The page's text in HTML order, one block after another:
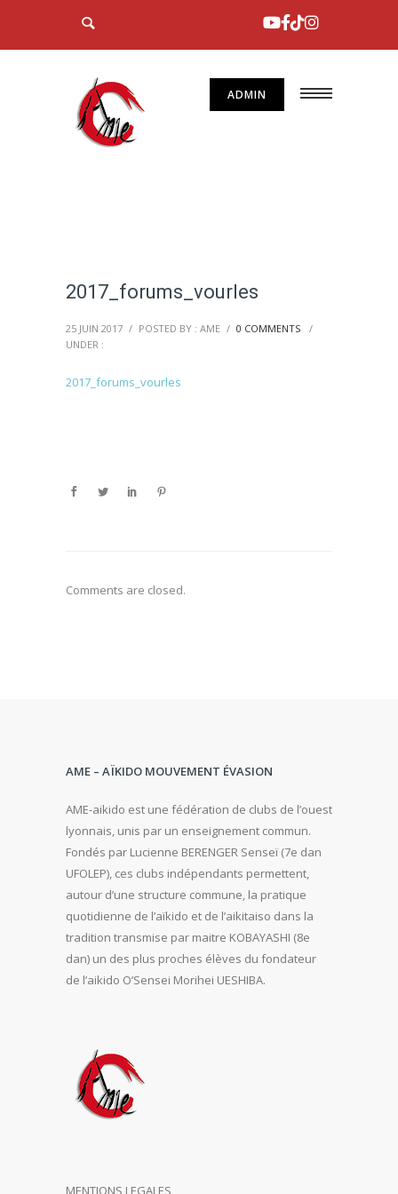
ADMIN
2017_forums_vourles
25 JUIN 2017 / POSTED BY : AME / 0 COMMENTS
/
UNDER :
2017_forums_vourles
Comments are closed.
AME – AÏKIDO MOUVEMENT ÉVASION
AME-aikido est une fédération de clubs de l’ouest
lyonnais, unis par un enseignement commun.
Fondés par Lucienne BERENGER Senseï (7e dan
UFOLEP), ces clubs indépendants permettent,
autour d’une structure commune, la pratique
quotidienne de l’aïkido et de l’aikitaiso dans la
tradition transmise par maitre KOBAYASHI (8e
dan) un des plus proches élèves du fondateur
de l’aikido O’Sensei Morihei UESHIBA.
MENTIONS LEGALES